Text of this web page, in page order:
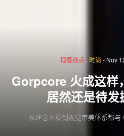
现客视点 . 时尚 - Nov
Gorpcore 火成这样
居然还是待发
从理念本质到视觉审美体系都与